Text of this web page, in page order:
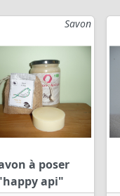
Savon
à poser
api"